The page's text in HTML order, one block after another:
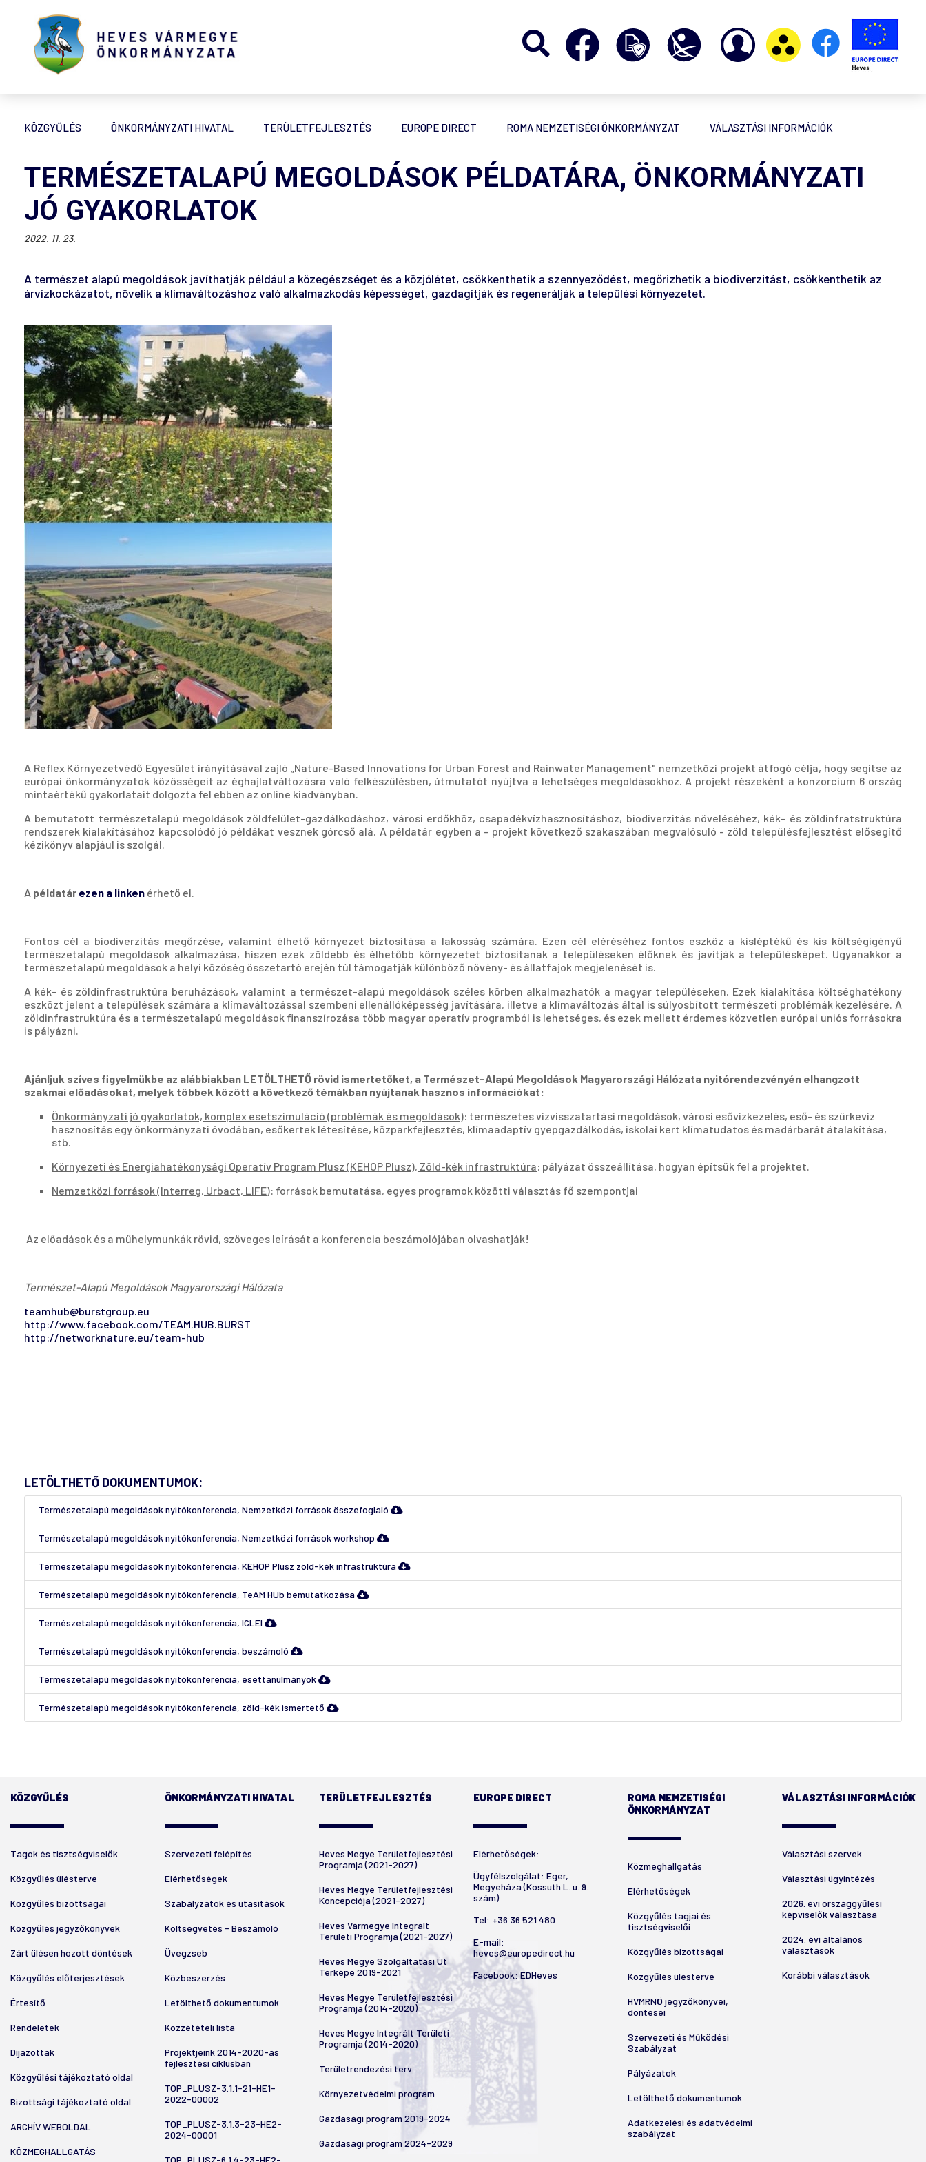
KÖZGYŰLÉS ÖNKORMÁNYZATI HIVATAL TERÜLETFEJLESZTÉS EUROPE DIRECT ROMA NEMZETISÉGI ÖNKORMÁNYZAT VÁLASZTÁSI INFORMÁCIÓK
TERMÉSZETALAPÚ MEGOLDÁSOK PÉLDATÁRA, ÖNKORMÁNYZATI
JÓ GYAKORLATOK
2022. 11. 23.
A természet alapú megoldások javíthatják például a közegészséget és a közjólétet, csökkenthetik a szennyeződést, megőrizhetik a biodiverzitást, csökkenthetik az
árvízkockázatot, növelik a klímaváltozáshoz való alkalmazkodás képességet, gazdagítják és regenerálják a települési környezetet.
A Reflex Környezetvédő Egyesület irányításával zajló „Nature-Based Innovations for Urban Forest and Rainwater Management" nemzetközi projekt átfogó célja, hogy segítse az
európai önkormányzatok közösségeit az éghajlatváltozásra való felkészülésben, útmutatót nyújtva a lehetséges megoldásokhoz. A projekt részeként a konzorcium 6 ország
mintaértékű gyakorlatait dolgozta fel ebben az online kiadványban.
A bemutatott természetalapú megoldások zöldfelület-gazdálkodáshoz, városi erdőkhöz, csapadékvízhasznosításhoz, biodiverzitás növeléséhez, kék- és zöldinfratstruktúra
rendszerek kialakításához kapcsolódó jó példákat vesznek górcső alá. A példatár egyben a - projekt következő szakaszában megvalósuló - zöld településfejlesztést elősegítő
kézikönyv alapjául is szolgál.
A példatár ezen a linken érhető el.
Fontos cél a biodiverzitás megőrzése, valamint élhető környezet biztosítása a lakosság számára. Ezen cél eléréséhez fontos eszköz a kisléptékű és kis költségigényű
természetalapú megoldások alkalmazása, hiszen ezek zöldebb és élhetőbb környezetet biztosítanak a településeken élőknek és javítják a településképet. Ugyanakkor a
természetalapú megoldások a helyi közöség összetartó erején túl támogatják különböző növény- és állatfajok megjelenését is.
A kék- és zöldinfrastruktúra beruházások, valamint a természet-alapú megoldások széles körben alkalmazhatók a magyar településeken. Ezek kialakítása költséghatékony
eszközt jelent a települések számára a klímaváltozással szembeni ellenállóképesség javítására, illetve a klímaváltozás által is súlyosbított természeti problémák kezelésére. A
zöldinfrastruktúra és a természetalapú megoldások finanszírozása több magyar operatív programból is lehetséges, és ezek mellett érdemes közvetlen európai uniós forrásokra
is pályázni.
Ajánljuk szíves figyelmükbe az alábbiakban LETÖLTHETŐ rövid ismertetőket, a Természet-Alapú Megoldások Magyarországi Hálózata nyitórendezvényén elhangzott
szakmai előadásokat, melyek többek között a következő témákban nyújtanak hasznos információkat:
Önkormányzati jó gyakorlatok, komplex esetszimuláció (problémák és megoldások): természetes vízvisszatartási megoldások, városi esővízkezelés, eső- és szürkevíz
hasznosítás egy önkormányzati óvodában, esőkertek létesítése, közparkfejlesztés, klímaadaptív gyepgazdálkodás, iskolai kert klímatudatos és madárbarát átalakítása,
stb.
Környezeti és Energiahatékonysági Operatív Program Plusz (KEHOP Plusz), Zöld-kék infrastruktúra: pályázat összeállítása, hogyan építsük fel a projektet.
Nemzetközi források (Interreg, Urbact, LIFE): források bemutatása, egyes programok közötti választás fő szempontjai
Az előadások és a műhelymunkák rövid, szöveges leírását a konferencia beszámolójában olvashatják!
Természet-Alapú Megoldások Magyarországi Hálózata
teamhub@burstgroup.eu
http://www.facebook.com/TEAM.HUB.BURST
http://networknature.eu/team-hub
LETÖLTHETŐ DOKUMENTUMOK:
Természetalapú megoldások nyitókonferencia, Nemzetközi források összefoglaló
Természetalapú megoldások nyitókonferencia, Nemzetközi források workshop
Természetalapú megoldások nyitókonferencia, KEHOP Plusz zöld-kék infrastruktúra
Természetalapú megoldások nyitókonferencia, TeAM HUb bemutatkozása
Természetalapú megoldások nyitókonferencia, ICLEI
Természetalapú megoldások nyitókonferencia, beszámoló
Természetalapú megoldások nyitókonferencia, esettanulmányok
Természetalapú megoldások nyitókonferencia, zöld-kék ismertető
KÖZGYŰLÉS
Tagok és tisztségviselők
Közgyűlés ülésterve
Közgyűlés bizottságai
Közgyűlés jegyzőkönyvek
Zárt ülésen hozott döntések
Közgyűlés előterjesztések
Értesítő
Rendeletek
Díjazottak
Közgyűlési tájékoztató oldal
Bizottsági tájékoztató oldal
ARCHÍV WEBOLDAL
KÖZMEGHALLGATÁS
ÖNKORMÁNYZATI HIVATAL
Szervezeti felépítés
Elérhetőségek
Szabályzatok és utasítások
Költségvetés - Beszámoló
Üvegzseb
Közbeszerzés
Letölthető dokumentumok
Közzétételi lista
Projektjeink 2014-2020-as
fejlesztési ciklusban
TOP_PLUSZ-3.1.1-21-HE1-
2022-00002
TOP_PLUSZ-3.1.3-23-HE2-
2024-00001
TOP_PLUSZ-6.1.4-23-HE2-
TERÜLETFEJLESZTÉS
Heves Megye Területfejlesztési
Programja (2021-2027)
Heves Megye Területfejlesztési
Koncepciója (2021-2027)
Heves Vármegye Integrált
Területi Programja (2021-2027)
Heves Megye Szolgáltatási Út
Térképe 2019-2021
Heves Megye Területfejlesztési
Programja (2014-2020)
Heves Megye Integrált Területi
Programja (2014-2020)
Területrendezési terv
Környezetvédelmi program
Gazdasági program 2019-2024
Gazdasági program 2024-2029
EUROPE DIRECT
Elérhetőségek:
Ügyfélszolgálat: Eger,
Megyeháza (Kossuth L. u. 9.
szám)
Tel: +36 36 521 480
E-mail:
heves@europedirect.hu
Facebook: EDHeves
ROMA NEMZETISÉGI
ÖNKORMÁNYZAT
Közmeghallgatás
Elérhetőségek
Közgyűlés tagjai és
tisztségviselői
Közgyűlés bizottságai
Közgyűlés ülésterve
HVMRNÖ jegyzőkönyvei,
döntései
Szervezeti és Működési
Szabályzat
Pályázatok
Letölthető dokumentumok
Adatkezelési és adatvédelmi
szabályzat
VÁLASZTÁSI INFORMÁCIÓK
Választási szervek
Választási ügyintézés
2026. évi országgyűlési
képviselők választása
2024. évi általános
választások
Korábbi választások